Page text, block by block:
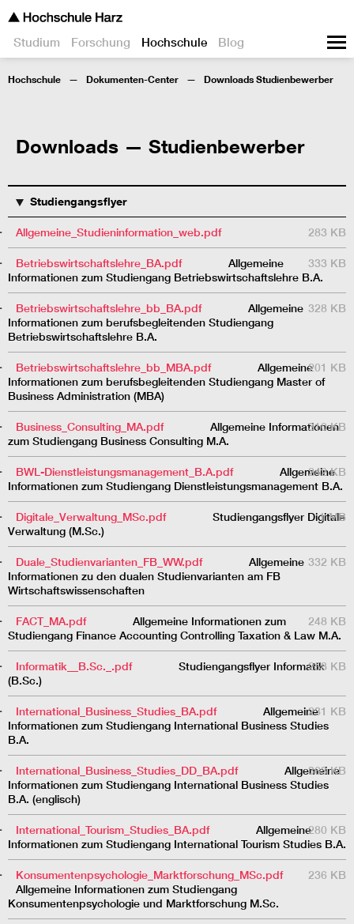
Studium Forschung Hochschule Blog
Hochschule Dokumenten-Center Downloads Studienbewerber
Downloads — Studienbewerber
Studiengangsflyer
Allgemeine_Studieninformation_web.pdf 283 KB
Betriebswirtschaftslehre_BA.pdf
Allgemeine
Informationen zum Studiengang Betriebswirtschaftslehre B.A.
333 KB
Betriebswirtschaftslehre_bb_BA.pdf
Allgemeine
Informationen zum berufsbegleitenden Studiengang
Betriebswirtschaftslehre B.A.
328 KB
Betriebswirtschaftslehre_bb_MBA.pdf
Allgemeine
Informationen zum berufsbegleitenden Studiengang Master of
Business Administration (MBA)
201 KB
Business_Consulting_MA.pdf
Allgemeine Informationen
zum Studiengang Business Consulting M.A.
310 KB
BWL-Dienstleistungsmanagement_B.A.pdf
Allgemeine
Informationen zum Studiengang Dienstleistungsmanagement B.A.
242 KB
Digitale_Verwaltung_MSc.pdf
Studiengangsflyer Digitale
Verwaltung (M.Sc.)
1 MB
Duale_Studienvarianten_FB_WW.pdf
Allgemeine
Informationen zu den dualen Studienvarianten am FB
Wirtschaftswissenschaften
332 KB
FACT_MA.pdf
Allgemeine Informationen zum
Studiengang Finance Accounting Controlling Taxation & Law M.A.
248 KB
Informatik__B.Sc._.pdf
Studiengangsflyer Informatik
(B.Sc.)
258 KB
International_Business_Studies_BA.pdf
Allgemeine
Informationen zum Studiengang International Business Studies
B.A.
231 KB
International_Business_Studies_DD_BA.pdf
Allgemeine
Informationen zum Studiengang International Business Studies
B.A. (englisch)
363 KB
International_Tourism_Studies_BA.pdf
Allgemeine
Informationen zum Studiengang International Tourism Studies B.A.
280 KB
Konsumentenpsychologie_Marktforschung_MSc.pdf
Allgemeine Informationen zum Studiengang
Konsumentenpsychologie und Marktforschung M.Sc.
236 KB